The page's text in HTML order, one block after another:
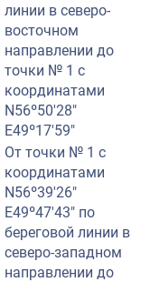
линии в северо-
восточном
направлении до
точки № 1 с
координатами
N56º50′28″
E49º17′59″
От точки № 1 с
координатами
N56º39′26″
E49º47′43″ по
береговой линии в
северо-западном
направлении до